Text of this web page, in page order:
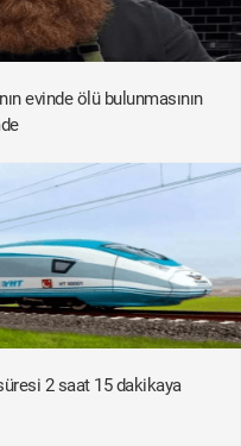
evinde ölü bulunmasının
2 saat 15 dakikaya